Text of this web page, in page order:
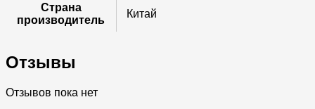
Страна
производитель
Китай
Отзывы
Отзывов пока нет